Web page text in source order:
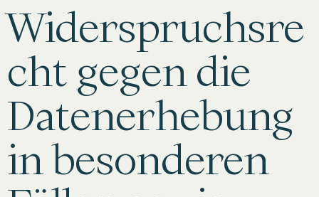
Widerspruchsre
cht gegen die
Datenerhebung
in besonderen